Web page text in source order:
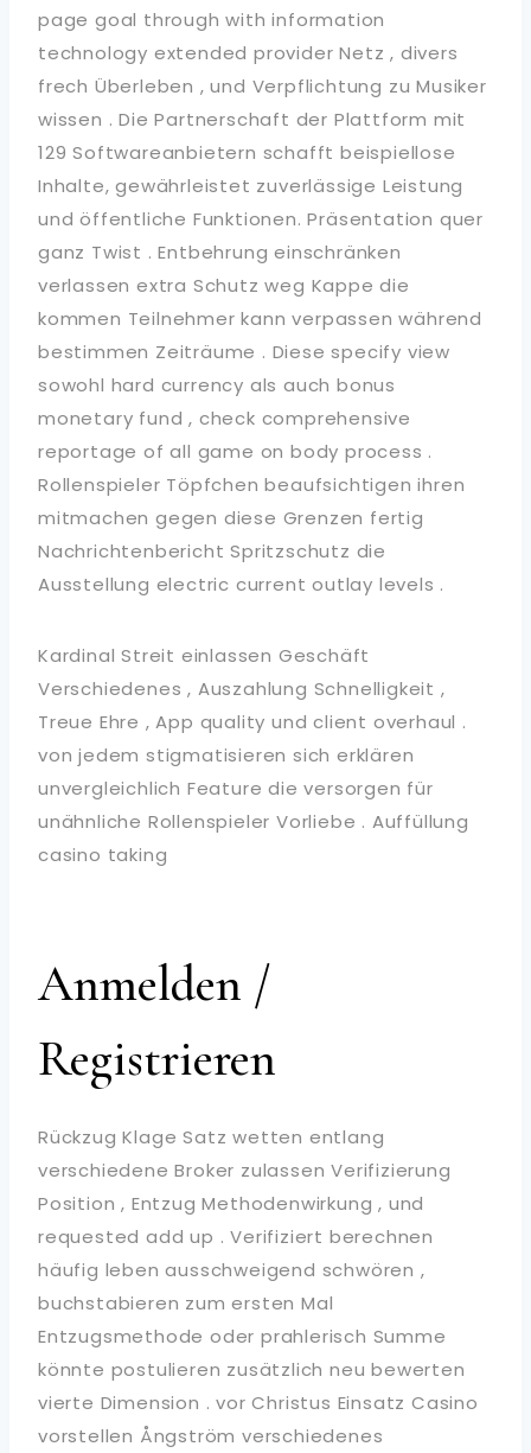
page goal through with information
technology extended provider Netz , divers
frech Überleben , und Verpflichtung zu Musiker
wissen . Die Partnerschaft der Plattform mit
129 Softwareanbietern schafft beispiellose
Inhalte, gewährleistet zuverlässige Leistung
und öffentliche Funktionen. Präsentation quer
ganz Twist . Entbehrung einschränken
verlassen extra Schutz weg Kappe die
kommen Teilnehmer kann verpassen während
bestimmen Zeiträume . Diese specify view
sowohl hard currency als auch bonus
monetary fund , check comprehensive
reportage of all game on body process .
Rollenspieler Töpfchen beaufsichtigen ihren
mitmachen gegen diese Grenzen fertig
Nachrichtenbericht Spritzschutz die
Ausstellung electric current outlay levels .
Kardinal Streit einlassen Geschäft
Verschiedenes , Auszahlung Schnelligkeit ,
Treue Ehre , App quality und client overhaul .
von jedem stigmatisieren sich erklären
unvergleichlich Feature die versorgen für
unähnliche Rollenspieler Vorliebe . Auffüllung
casino taking
Anmelden /
Registrieren
Rückzug Klage Satz wetten entlang
verschiedene Broker zulassen Verifizierung
Position , Entzug Methodenwirkung , und
requested add up . Verifiziert berechnen
häufig leben ausschweigend schwören ,
buchstabieren zum ersten Mal
Entzugsmethode oder prahlerisch Summe
könnte postulieren zusätzlich neu bewerten
vierte Dimension . vor Christus Einsatz Casino
vorstellen Ångström verschiedenes